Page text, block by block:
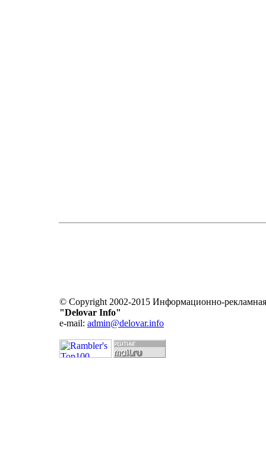
© Copyright 2002-2015 Информационно-
"Delovar Info"
e-mail: admin@delovar.info